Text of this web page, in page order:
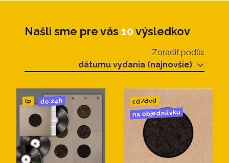
Našli sme pre vás 10 výsledkov
Zoradiť podľa:
dátumu vydania (najnovšie)
lp do 24h cd/dvd
na objednávku